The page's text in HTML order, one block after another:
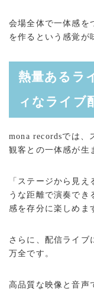
会場全体で一体感を
を作るという感覚が
熱量あるラ
ィなライブ
mona recordsでは、
観客との一体感が生
「ステージから見
うな距離で演奏でき
感を存分に楽しめま
さらに、配信ライブ
万全です。
高品質な映像と音声